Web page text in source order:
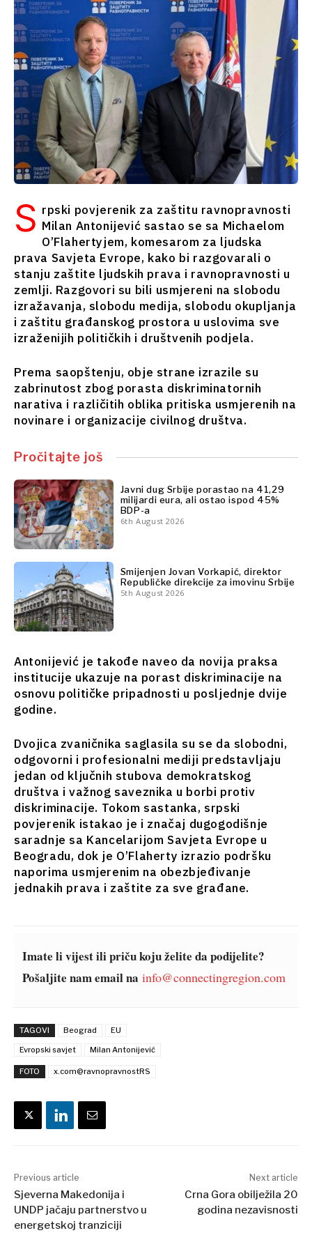
Sjeverna
Makedonija
Srbija
Slovenija
Biznis i
ekonomija
Poslovne
Imenovanja
Poljoprivreda
Industrijalci
Građevinarstvo
Energija
Životna
sredina
Finansije
FMCG
Rudarstvo
Maloprodaja
Održivost
Tehnologija
Turizam
Trgovina
Analize
Intervju
Mišljenje
Okrugli
sto
Analiza
Istraži
Vijesti
Događaji
O
kulturi
Sport
Lifestyle
Putovanja
Hrana
i piće
Magazin
Srbija
Slovenija
Biznis i
ekonomija
Poslovne
priče
Imenovanja
Industrijalci
Građevinarstvo
Energija
Životna
sredina
Finansije
FMCG
Nauka
Rudarstvo
Održivost
Tehnologija
Telekomunikacije
Turizam
Trgovina
Analize
Mišljenje
Okrugli
sto
Svet
Istražite
Događaji
O kulturi
Sport
Lifestyle
Putovanja
Hrana i
piće
Magazin
2030
O nama Kontakt Oglašavanje Pretplata
S rpski povjerenik za zaštitu ravnopravnosti
Milan Antonijević sastao se sa Michaelom
O’Flahertyjem, komesarom za ljudska
prava Savjeta Evrope, kako bi razgovarali o
stanju zaštite ljudskih prava i ravnopravnosti u
zemlji. Razgovori su bili usmjereni na slobodu
izražavanja, slobodu medija, slobodu okupljanja
i zaštitu građanskog prostora u uslovima sve
izraženijih političkih i društvenih podjela.
Prema saopštenju, obje strane izrazile su
zabrinutost zbog porasta diskriminatornih
narativa i različitih oblika pritiska usmjerenih na
novinare i organizacije civilnog društva.
Pročitajte još
Javni dug Srbije porastao na 41,29
milijardi eura, ali ostao ispod 45%
BDP-a
6th August 2026
Smijenjen Jovan Vorkapić, direktor
Republičke direkcije za imovinu Srbije
5th August 2026
Antonijević je takođe naveo da novija praksa
institucije ukazuje na porast diskriminacije na
osnovu političke pripadnosti u posljednje dvije
godine.
Dvojica zvaničnika saglasila su se da slobodni,
odgovorni i profesionalni mediji predstavljaju
jedan od ključnih stubova demokratskog
društva i važnog saveznika u borbi protiv
diskriminacije. Tokom sastanka, srpski
povjerenik istakao je i značaj dugogodišnje
saradnje sa Kancelarijom Savjeta Evrope u
Beogradu, dok je O’Flaherty izrazio podršku
naporima usmjerenim na obezbjeđivanje
jednakih prava i zaštite za sve građane.
Imate li vijest ili priču koju želite da podijelite?
Pošaljite nam email na info@connectingregion.com
TAGOVI Beograd
EU
Evropski savjet
Milan Antonijević
FOTO x.com@ravnopravnostRS
Previous article
Sjeverna Makedonija i
UNDP jačaju partnerstvo u
energetskoj tranziciji
Next article
Crna Gora obilježila 20
godina nezavisnosti